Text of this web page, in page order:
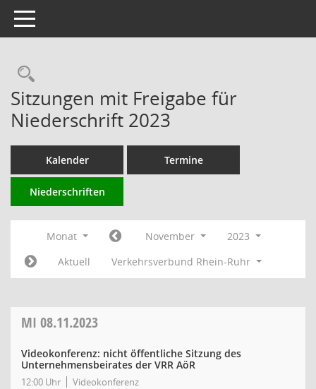
Toggle navigation
Rechercheauswahl
Sitzungen mit Freigabe für
Niederschrift 2023
Kalender Termine
Niederschriften
Monat November
2023
Aktuell
Verkehrsverbund Rhein-Ruhr
MI 08.11.2023
Videokonferenz: nicht öffentliche Sitzung des
Unternehmensbeirates der VRR AöR
12:00 Uhr Videokonferenz